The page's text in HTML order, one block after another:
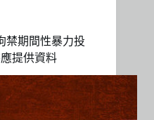
禁期間性暴力投
提供資料